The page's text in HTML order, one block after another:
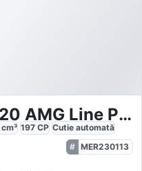
Mercedes-Benz E 220 AMG Line Premium
cm³ 197 CP Cutie automată
MER230113